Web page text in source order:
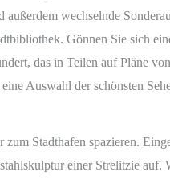
wechselnde
Gönnen Sie sich
das in Teilen auf Pläne
Auswahl der schönsten
Stadthafen spazieren.
einer Strelitzie auf.